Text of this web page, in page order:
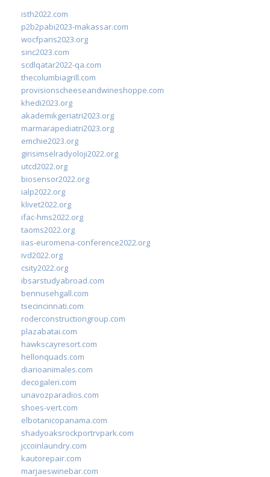
isth2022.com
p2b2pabi2023-makassar.com
wocfparis2023.org
sinc2023.com
scdlqatar2022-qa.com
thecolumbiagrill.com
provisionscheeseandwineshoppe.com
khedi2023.org
akademikgeriatri2023.org
marmarapediatri2023.org
emchie2023.org
girisimselradyoloji2022.org
utcd2022.org
biosensor2022.org
ialp2022.org
klivet2022.org
ifac-hms2022.org
taoms2022.org
iias-euromena-conference2022.org
ivd2022.org
csity2022.org
ibsarstudyabroad.com
bennusehgall.com
tsecincinnati.com
roderconstructiongroup.com
plazabatai.com
hawkscayresort.com
hellonquads.com
diarioanimales.com
decogaleri.com
unavozparadios.com
shoes-vert.com
elbotanicopanama.com
shadyoaksrockportrvpark.com
jccoinlaundry.com
kautorepair.com
marjaeswinebar.com